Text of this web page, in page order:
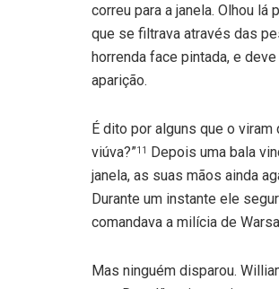
correu para a janela. Olhou
que se filtrava através das
horrenda face pintada, e
aparição.
É dito por alguns que o
viúva?”11
Depois uma bala
janela, as suas mãos ainda
Durante um instante ele
comandava a milícia de
Mas ninguém disparou.